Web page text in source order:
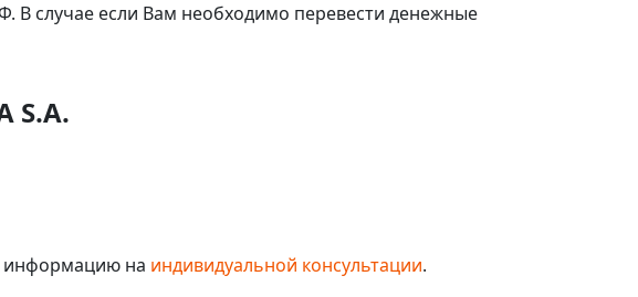
В случае если Вам необходимо перевести денежные
S.A.
информацию на индивидуальной консультации.